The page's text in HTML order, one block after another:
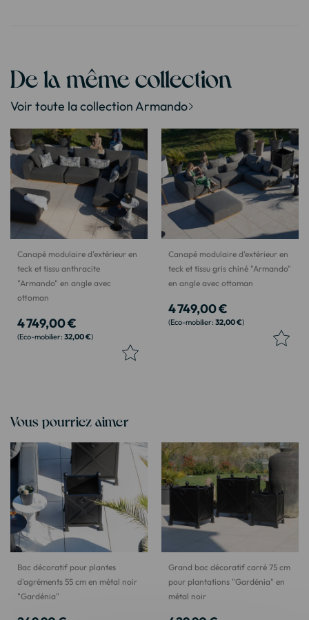
De la même collection
Voir toute la collection Armando
Canapé modulaire d'extérieur en
teck et tissu anthracite
"Armando" en angle avec
ottoman
4 749,00 €
32,00 €
Canapé modulaire d'extérieur en
teck et tissu gris chiné "Armando"
en angle avec ottoman
4 749,00 €
32,00 €
Vous pourriez aimer
Bac décoratif pour plantes
d'agréments 55 cm en métal noir
"Gardénia"
Grand bac décoratif carré 75 cm
pour plantations "Gardénia" en
métal noir